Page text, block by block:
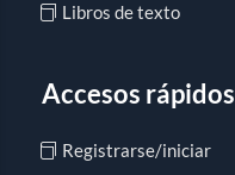
Libros de texto
Accesos rápidos
Registrarse/iniciar